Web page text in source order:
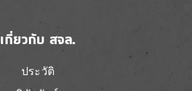
เกี่ยวกับ สจล.
ประวัติ